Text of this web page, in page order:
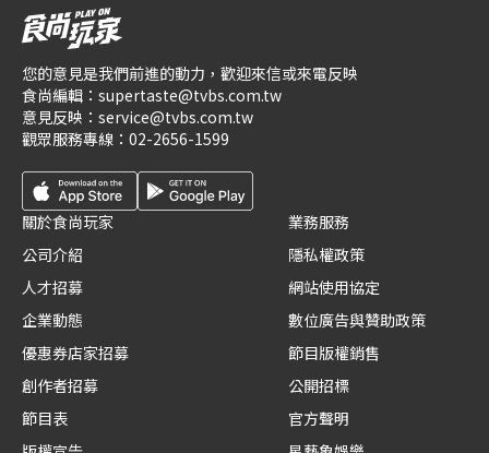
您的意見是我們前進的動力，歡迎來信或來電反映
食尚編輯： supertaste@tvbs.com.tw
意見反映： service@tvbs.com.tw
觀眾服務專線： 02-2656-1599
關於食尚玩家
公司介紹
人才招募
企業動態
優惠券店家招募
創作者招募
節目表
業務服務
隱私權政策
網站使用協定
數位廣告與贊助政策
節目版權銷售
公開招標
官方聲明